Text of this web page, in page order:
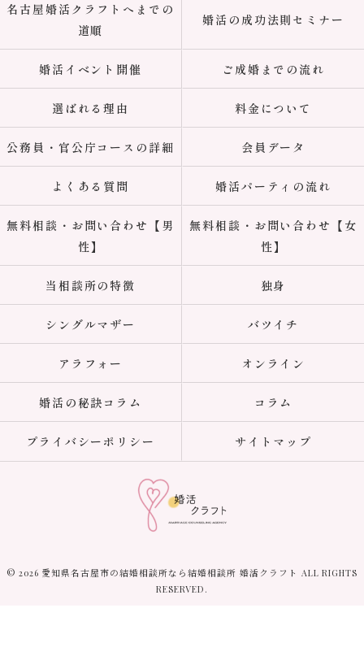
名古屋婚活クラフトへまでの
道順
婚活の成功法則セミナー
婚活イベント開催 ご成婚までの流れ
選ばれる理由 料金について
公務員・官公庁コースの詳細 会員データ
よくある質問 婚活パーティの流れ
無料相談・お問い合わせ【男
性】
無料相談・お問い合わせ【女
性】
当相談所の特徴 独身
シングルマザー バツイチ
アラフォー オンライン
婚活の秘訣コラム コラム
プライバシーポリシー サイトマップ
© 2026 愛知県名古屋市の結婚相談所なら結婚相談所 婚活クラフト ALL RIGHTS
RESERVED.